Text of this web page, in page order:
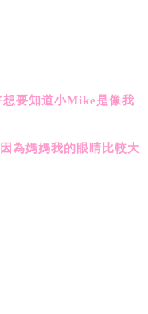
要知道小Mike是像我
為媽媽我的眼睛比較大